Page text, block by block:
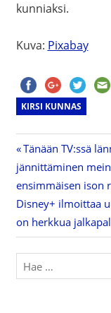
kunniaksi.
Kuva: Pixabay
KIRSI KUNNAS
selaus
Previous
Post:
Tänään TV:ssä
jännittäminen
ensimmäisen ison
Next
Post:
Disney+ ilmoittaa
on herkkua